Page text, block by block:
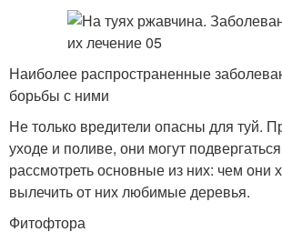
Наиболее распространенные
борьбы с ними
Не только вредители опасны для туй.
уходе и поливе, они могут
рассмотреть основные из них: чем они
вылечить от них любимые деревья.
Фитофтора